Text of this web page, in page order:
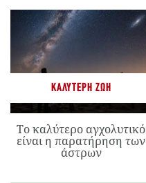
ΚΑΛΎΤΕΡΗ ΖΩΉ
Το καλύτερο αγχολυτικό
είναι η παρατήρηση των
άστρων